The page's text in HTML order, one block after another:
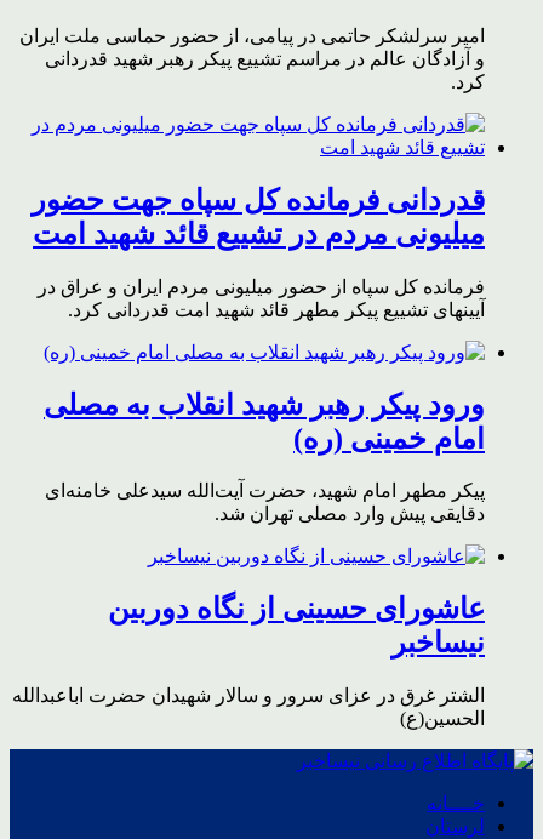
امیر سرلشکر حاتمی در پیامی، از حضور حماسی ملت ایران
و آزادگان عالم در مراسم تشییع پیکر رهبر شهید قدردانی
کرد.
قدردانی فرمانده کل سپاه جهت حضور
میلیونی مردم در تشییع قائد شهید امت
فرمانده کل سپاه از حضور میلیونی مردم ایران و عراق در
آیینهای تشییع پیکر مطهر قائد شهید امت قدردانی کرد.
ورود پیکر رهبر شهید انقلاب به مصلی
امام خمینی (ره)
پیکر مطهر امام شهید،‌ حضرت آیت‌الله سیدعلی خامنه‌ای
دقایقی پیش وارد مصلی تهران شد.
عاشورای حسینی از نگاه دوربین
نیساخبر
الشتر غرق در عزای سرور و سالار شهیدان حضرت اباعبدالله
الحسین(ع)
خــــانه
لرستان